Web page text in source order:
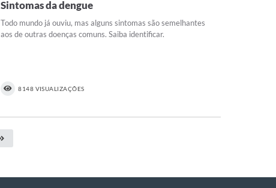
Sintomas da dengue
Todo mundo já ouviu, mas alguns sintomas são semelhantes
aos de outras doenças comuns. Saiba identificar.
8148 VISUALIZAÇÕES